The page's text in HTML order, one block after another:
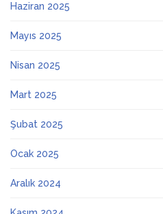
Haziran 2025
Mayıs 2025
Nisan 2025
Mart 2025
Şubat 2025
Ocak 2025
Aralık 2024